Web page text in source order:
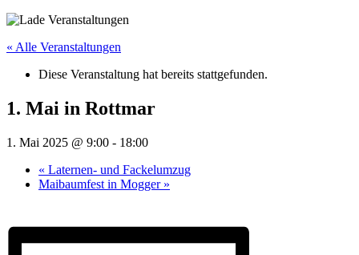
« Alle Veranstaltungen
Diese Veranstaltung hat bereits stattgefunden.
1. Mai in Rottmar
1. Mai 2025 @ 9:00 - 18:00
« Laternen- und Fackelumzug
Maibaumfest in Mogger »